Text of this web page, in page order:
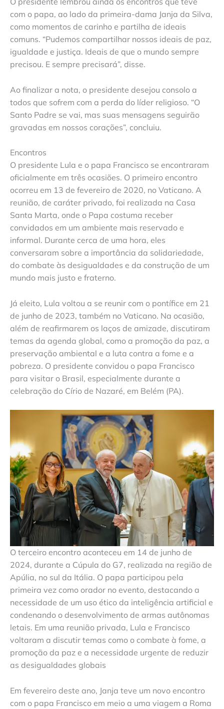
com o papa, ao lado da primeira-dama Janja da Silva,
como momentos de carinho e partilha de ideais
comuns. “Pudemos compartilhar nossos ideais de paz,
igualdade e justiça. Ideais de que o mundo sempre
precisou. E sempre precisará”, disse.
Ao finalizar a nota, o presidente desejou consolo a
todos que sofrem com a perda do líder religioso. “O
Santo Padre se vai, mas suas mensagens seguirão
gravadas em nossos corações”, concluiu.
Encontros
O presidente Lula e o papa Francisco se encontraram
oficialmente em três ocasiões. O primeiro encontro
ocorreu em 13 de fevereiro de 2020, no Vaticano. A
reunião, de caráter privado, foi realizada na Casa
Santa Marta, onde o Papa costuma receber
convidados em um ambiente mais reservado e
informal. Durante cerca de uma hora, eles
conversaram sobre a importância da solidariedade,
do combate às desigualdades e da construção de um
mundo mais justo e fraterno.
Já eleito, Lula voltou a se reunir com o pontífice em 21
de junho de 2023, também no Vaticano. Na ocasião,
além de reafirmarem os laços de amizade, discutiram
temas da agenda global, como a promoção da paz, a
preservação ambiental e a luta contra a fome e a
pobreza. O presidente convidou o papa Francisco
para visitar o Brasil, especialmente durante a
celebração do Círio de Nazaré, em Belém (PA).
O terceiro encontro aconteceu em 14 de junho de
2024, durante a Cúpula do G7, realizada na região de
Apúlia, no sul da Itália. O papa participou pela
primeira vez como orador no evento, destacando a
necessidade de um uso ético da inteligência artificial e
condenando o desenvolvimento de armas autônomas
letais. Em uma reunião privada, Lula e Francisco
voltaram a discutir temas como o combate à fome, a
promoção da paz e a necessidade urgente de reduzir
as desigualdades globais
Em fevereiro deste ano, Janja teve um novo encontro
com o papa Francisco em meio a uma viagem a Roma